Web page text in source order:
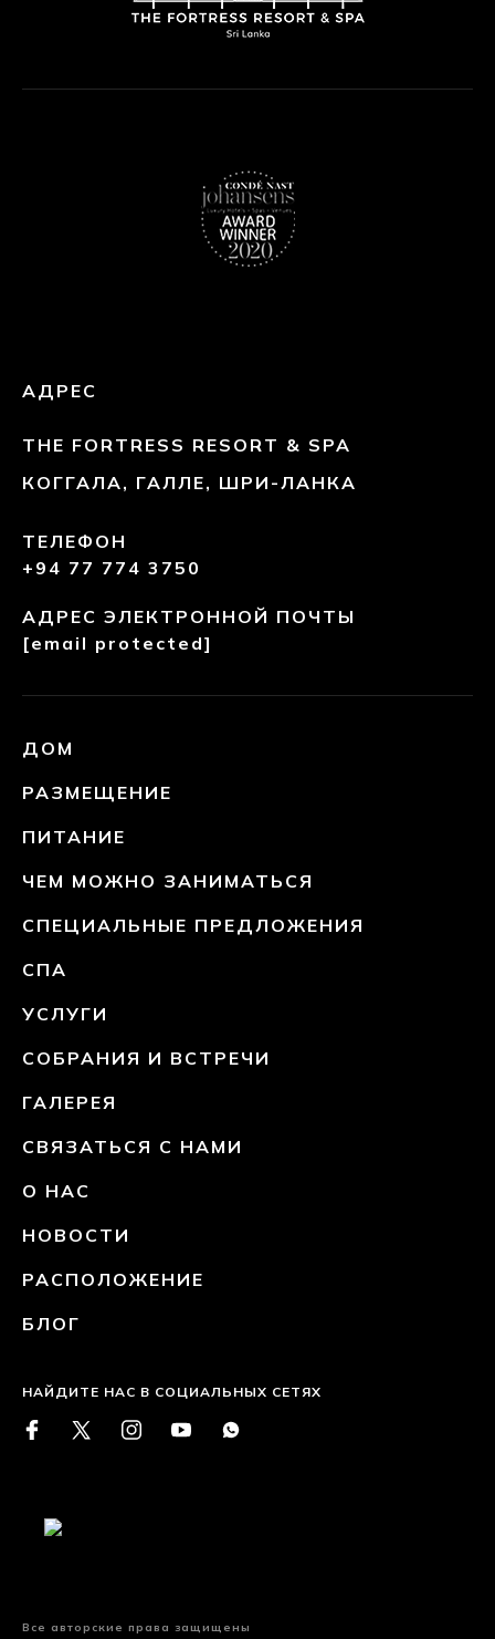
АДРЕС
THE FORTRESS RESORT & SPA
КОГГАЛА, ГАЛЛЕ, ШРИ-ЛАНКА
ТЕЛЕФОН
+94 77 774 3750
АДРЕС ЭЛЕКТРОННОЙ ПОЧТЫ
[email protected]
ДОМ
РАЗМЕЩЕНИЕ
ПИТАНИЕ
ЧЕМ МОЖНО ЗАНИМАТЬСЯ
СПЕЦИАЛЬНЫЕ ПРЕДЛОЖЕНИЯ
СПА
УСЛУГИ
СОБРАНИЯ И ВСТРЕЧИ
ГАЛЕРЕЯ
СВЯЗАТЬСЯ С НАМИ
О НАС
НОВОСТИ
РАСПОЛОЖЕНИЕ
БЛОГ
НАЙДИТЕ НАС В СОЦИАЛЬНЫХ СЕТЯХ
Все авторские права защищены